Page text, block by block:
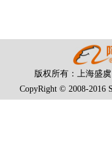
版权所有：上海盛
CopyRight © 2008-2016